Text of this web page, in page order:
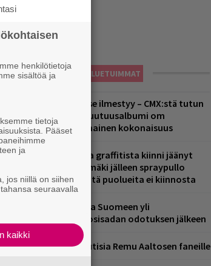
LUETUIMMAT
Huomenna se ilmestyy – CMX:stä tutun
A.W. Yrjänän uutuusalbumi om
mammuttimainen kokonaisuus
Laittomasta graffitista kiinni jäänyt
Paavo Arhinmäki jälleen spraypullo
kädessä – näitä puolueita ei kiinnosta
Weezer palaa Suomeen yli
neljännesvuosisadan odotuksen jälkeen
Mainioita uutisia Remu Aaltosen faneille
henkilötietoja
sisältöä ja
tietoja
Pääset
ja
jos niillä on siihen
seuraavalla
kaikki